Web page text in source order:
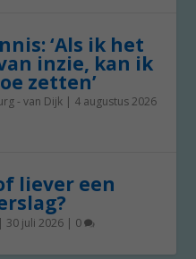
‘Als ik het
inzie, kan ik
zetten’
- van Dijk | 4 augustus 2026
liever een
| 30 juli 2026 | 0